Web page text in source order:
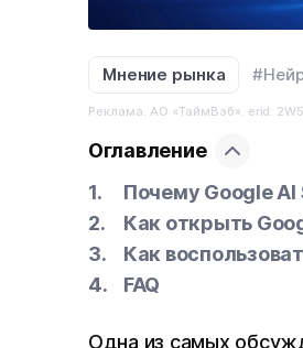
Мнение рынка
Реклама. АО «ТаймВэб». erid:
Оглавление
Почему Google
Как открыть
Как
FAQ
Одна из самых